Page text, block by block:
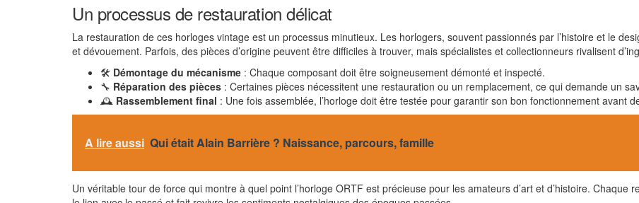
Un processus de restauration délicat
La restauration de ces horloges vintage est un processus minutieux. Les horlogers, souvent passionnés par l’histoire et le
et dévouement. Parfois, des pièces d’origine peuvent être difficiles à trouver, mais spécialistes et collectionneurs rivalisent
🛠️ Démontage du mécanisme : Chaque composant doit être soigneusement démonté et inspecté.
🔧 Réparation des pièces : Certaines pièces nécessitent une restauration ou un remplacement, ce qui demande un
🕰️ Rassemblement final : Une fois assemblée, l’horloge doit être testée pour garantir son bon fonctionnement avant
A lire aussi Qui était Alain Barrière ? Naissance, parcours, famille
Un véritable tour de force qui montre à quel point l’horloge ORTF est précieuse pour les amateurs d’art et d’histoire.